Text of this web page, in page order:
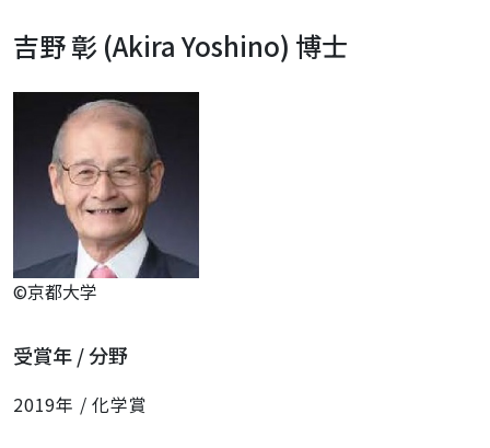
吉野 彰 (Akira Yoshino) 博士
©京都大学
受賞年 / 分野
2019年 / 化学賞